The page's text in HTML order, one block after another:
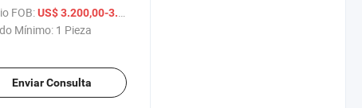
y nueces de fácil
FOB: US$ 3.200,00-3.400,00
Mínimo: 1 Pieza
Enviar Consulta